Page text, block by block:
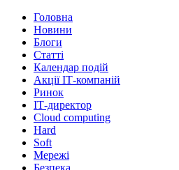
Головна
Новини
Блоги
Статті
Календар подій
Акції ІТ-компаній
Ринок
ІТ-директор
Cloud computing
Hard
Soft
Мережі
Безпека